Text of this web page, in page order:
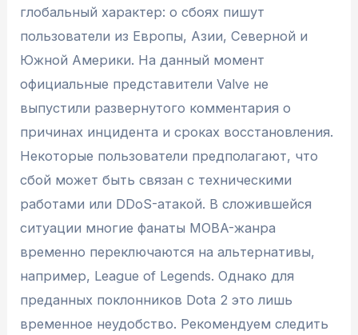
глобальный характер: о сбоях пишут
пользователи из Европы, Азии, Северной и
Южной Америки. На данный момент
официальные представители Valve не
выпустили развернутого комментария о
причинах инцидента и сроках восстановления.
Некоторые пользователи предполагают, что
сбой может быть связан с техническими
работами или DDoS-атакой. В сложившейся
ситуации многие фанаты MOBA-жанра
временно переключаются на альтернативы,
например, League of Legends. Однако для
преданных поклонников Dota 2 это лишь
временное неудобство. Рекомендуем следить